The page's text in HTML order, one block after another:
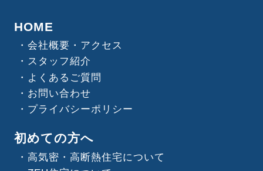
HOME
会社概要・アクセス
スタッフ紹介
よくあるご質問
お問い合わせ
プライバシーポリシー
初めての方へ
高気密・高断熱住宅について